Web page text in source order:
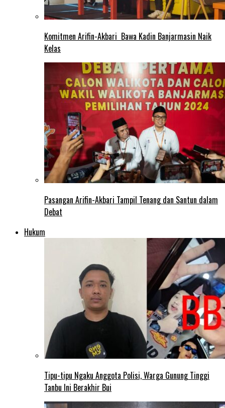
Komitmen Arifin-Akbari Bawa Kadin Banjarmasin Naik
Kelas
Pasangan Arifin-Akbari Tampil Tenang dan Santun dalam
Debat
Hukum
Tipu-tipu Ngaku Anggota Polisi, Warga Gunung Tinggi
Tanbu Ini Berakhir Bui